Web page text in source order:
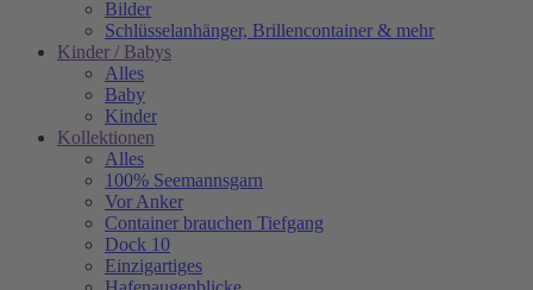
Bilder
Schlüsselanhänger, Brillencontainer & mehr
Kinder / Babys
Alles
Baby
Kinder
Kollektionen
Alles
100% Seemannsgarn
Vor Anker
Container brauchen Tiefgang
Dock 10
Einzigartiges